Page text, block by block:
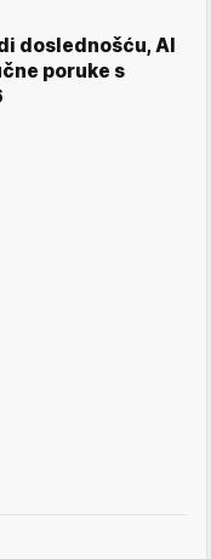
doslednošću, AI
poruke s